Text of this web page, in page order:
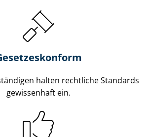
halten rechtliche Standards
gewissenhaft ein.